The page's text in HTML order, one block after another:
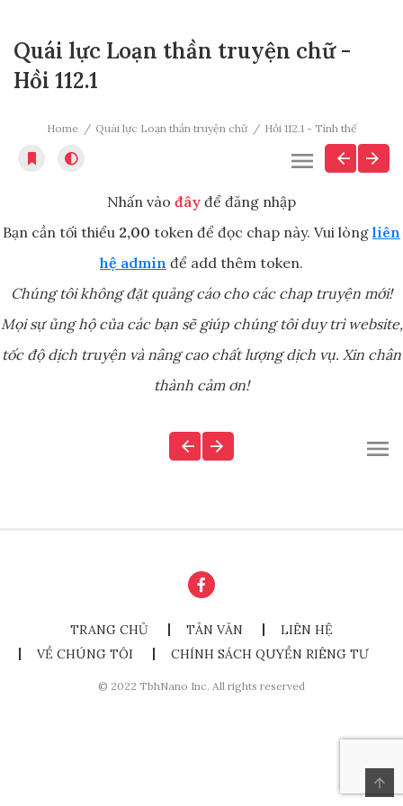
Quái lực Loạn thần truyện chữ -
Hồi 112.1
Home Quái lực Loạn thần truyện chữ Hồi 112.1 - Tình thế
Nhấn vào đây để đăng nhập
Bạn cần tối thiểu 2,00 token để đọc chap này. Vui lòng liên
hệ admin để add thêm token.
Chúng tôi không đặt quảng cáo cho các chap truyện mới!
Mọi sự ủng hộ của các bạn sẽ giúp chúng tôi duy trì website,
tốc độ dịch truyện và nâng cao chất lượng dịch vụ. Xin chân
thành cảm ơn!
TRANG CHỦ TẢN VĂN
LIÊN HỆ
VỀ CHÚNG TÔI
CHÍNH SÁCH QUYỀN RIÊNG TƯ
© 2022 TbhNano Inc. All rights reserved